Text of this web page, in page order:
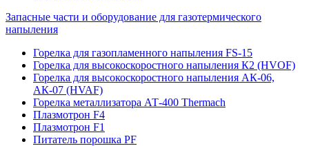
Запасные части и оборудование для газотермического
напыления
Горелка для газопламенного напыления FS-15
Горелка для высокоскоростного напыления К2 (HVOF)
Горелка для высокоскоростного напыления АК-06,
АК-07 (HVAF)
Горелка металлизатора АТ-400 Thermach
Плазмотрон F4
Плазмотрон F1
Питатель порошка PF